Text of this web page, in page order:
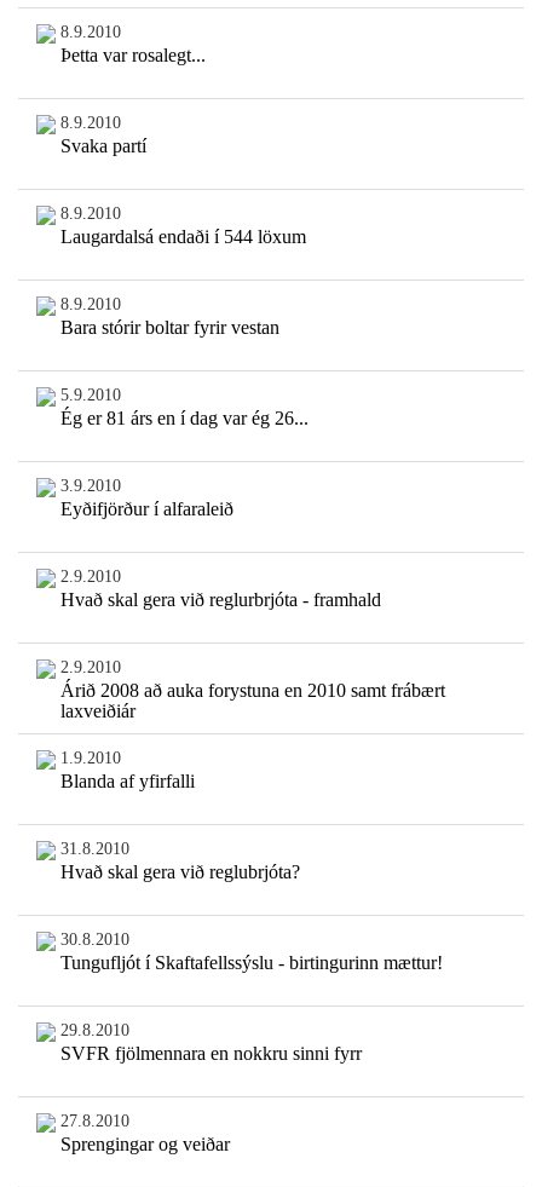
8.9.2010
Þetta var rosalegt...
8.9.2010
Svaka partí
8.9.2010
Laugardalsá endaði í 544 löxum
8.9.2010
Bara stórir boltar fyrir vestan
5.9.2010
Ég er 81 árs en í dag var ég 26...
3.9.2010
Eyðifjörður í alfaraleið
2.9.2010
Hvað skal gera við reglurbrjóta - framhald
2.9.2010
Árið 2008 að auka forystuna en 2010 samt frábært
laxveiðiár
1.9.2010
Blanda af yfirfalli
31.8.2010
Hvað skal gera við reglubrjóta?
30.8.2010
Tungufljót í Skaftafellssýslu - birtingurinn mættur!
29.8.2010
SVFR fjölmennara en nokkru sinni fyrr
27.8.2010
Sprengingar og veiðar